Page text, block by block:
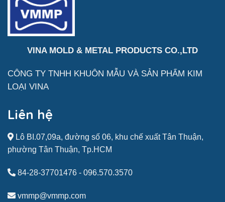
VINA MOLD & METAL PRODUCTS CO.,LTD
CÔNG TY TNHH KHUÔN MẪU VÀ SẢN PHẨM KIM
LOẠI VINA
Liên hệ
Lô BI.07,09a, đường số 06, khu chế xuất Tân Thuận,
phường Tân Thuận, Tp.HCM
84-28-37701476 - 096.570.3570
vmmp@vmmp.com